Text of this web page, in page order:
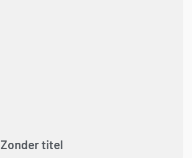
Zonder titel